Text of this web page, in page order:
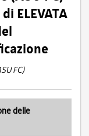
ELEVATA
FC)
delle